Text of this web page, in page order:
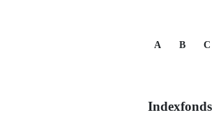
A B C
Indexfonds